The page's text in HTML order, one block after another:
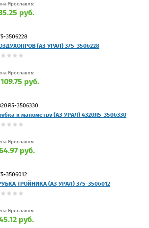
Ярославль:
руб.
3506228
(АЗ УРАЛ) 375-3506228
Ярославль:
руб.
3506330
к манометру (АЗ УРАЛ) 4320Я5-3506330
Ярославль:
руб.
3506012
ТРОЙНИКА (АЗ УРАЛ) 375-3506012
Ярославль:
руб.